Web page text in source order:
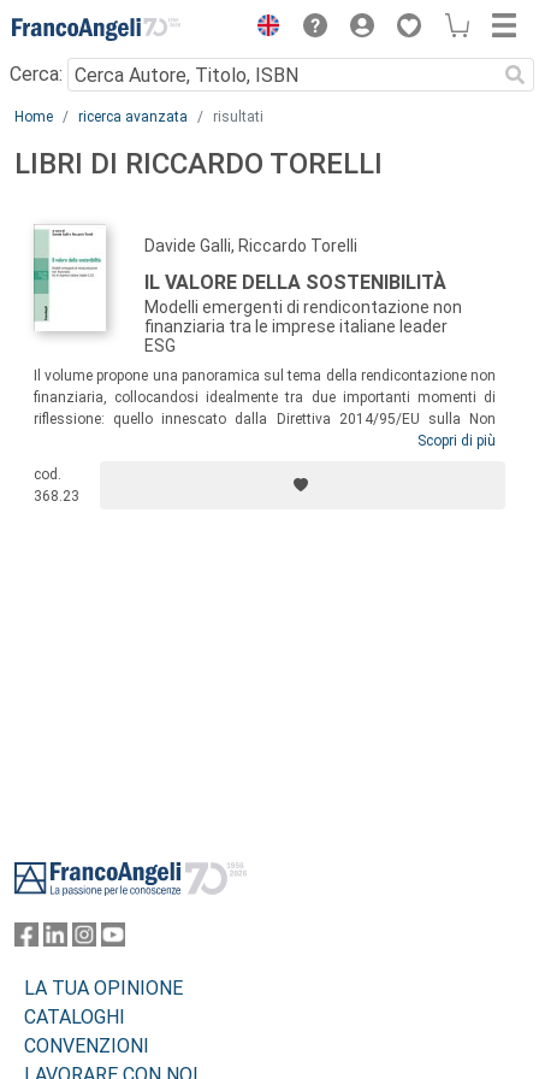
Menu
Cerca:
Main content
Home ricerca avanzata risultati
LIBRI DI RICCARDO TORELLI
Davide Galli, Riccardo Torelli
IL VALORE DELLA SOSTENIBILITÀ
Modelli emergenti di rendicontazione non
finanziaria tra le imprese italiane leader
ESG
Il volume propone una panoramica sul tema della rendicontazione non
finanziaria, collocandosi idealmente tra due importanti momenti di
riflessione: quello innescato dalla Direttiva 2014/95/EU sulla Non
Financial Disclosure e quello che segnerà i prossimi anni, non appena
adottata. Il testo propone diverse chiavi di lettura, assumendo come
riferimento l’esperienza di rendicontazione 2018 e 2019 delle imprese
Scopri di più
cod.
368.23
LA TUA OPINIONE
CATALOGHI
CONVENZIONI